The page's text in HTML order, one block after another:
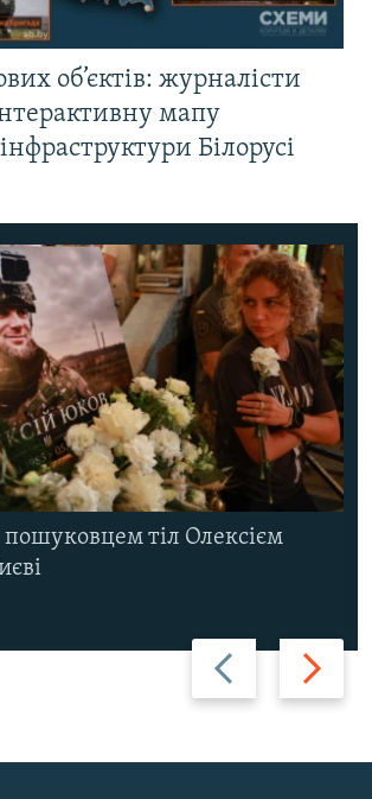
об’єктів: журналісти
мапу
Білорусі
Назад Вперед
тіл Олексієм